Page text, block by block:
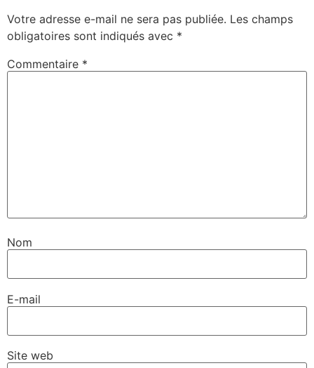
Votre adresse e-mail ne sera pas publiée. Les champs
obligatoires sont indiqués avec *
Commentaire *
Nom
E-mail
Site web